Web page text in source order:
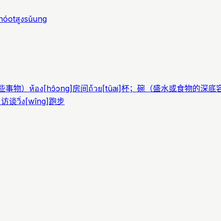
สูงsǔung
物） ห้อง[hɔ̂ɔng]房间ถ้วย[tûai]杯；碗（盛水或食物的深底
谈วิ่ง[wîng]跑步